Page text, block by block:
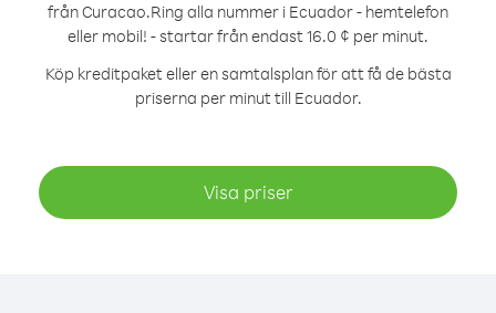
från Curacao.Ring alla nummer i Ecuador - hemtelefon
eller mobil! - startar från endast 16.0 ¢ per minut.
Köp kreditpaket eller en samtalsplan för att få de bästa
priserna per minut till Ecuador.
Visa priser